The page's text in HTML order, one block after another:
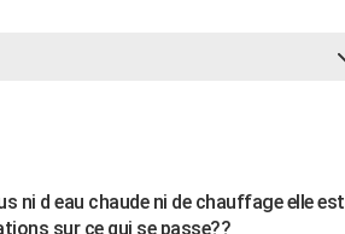
ni d eau chaude ni de chauffage elle est
sur ce qui se passe??